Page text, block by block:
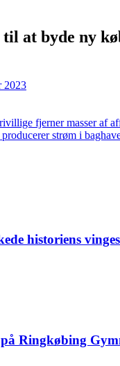
at byde ny
2023
fjerner masser af
strøm i
historiens
Ringkøbing